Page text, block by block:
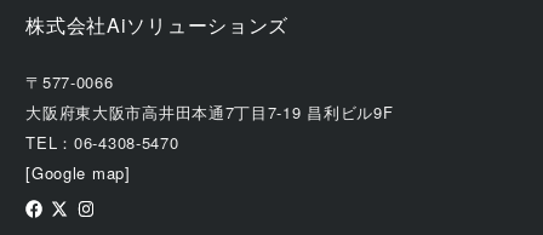
株式会社Aiソリューションズ
〒577-0066
大阪府東大阪市高井田本通7丁目7-19 昌利ビル9F
TEL：06-4308-5470
[Google map]